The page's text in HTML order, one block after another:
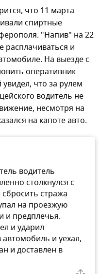
что 11 марта
спиртные
"Напив" на 22
расплачиваться и
На выезде с
оперативник
что за рулем
водитель не
несмотря на
на капоте авто.
водитель
столкнулся с
стража
на проезжую
и предплечья.
и ударил
и уехал,
и доставлен в